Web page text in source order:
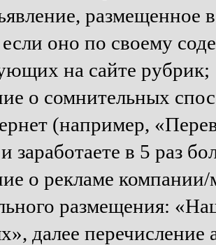
размещенное
оно по своему
на сайте рубрик;
о сомнительных
(например,
заработаете в 5 раз
о рекламе
размещения:
далее перечисление